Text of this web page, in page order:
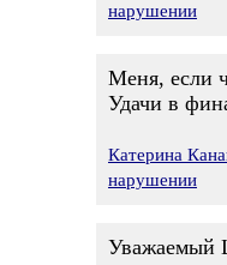
нарушении
Меня, если
Удачи в
Катерина
нарушении
Уважаемый